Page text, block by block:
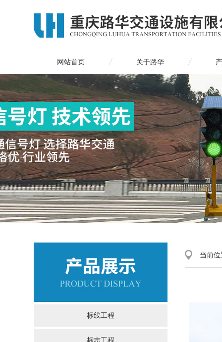
网站首页 关于路华
标线工程
标志工程
当前